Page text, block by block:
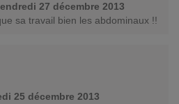
27 décembre 2013
sa travail bien les abdominaux !!
25 décembre 2013